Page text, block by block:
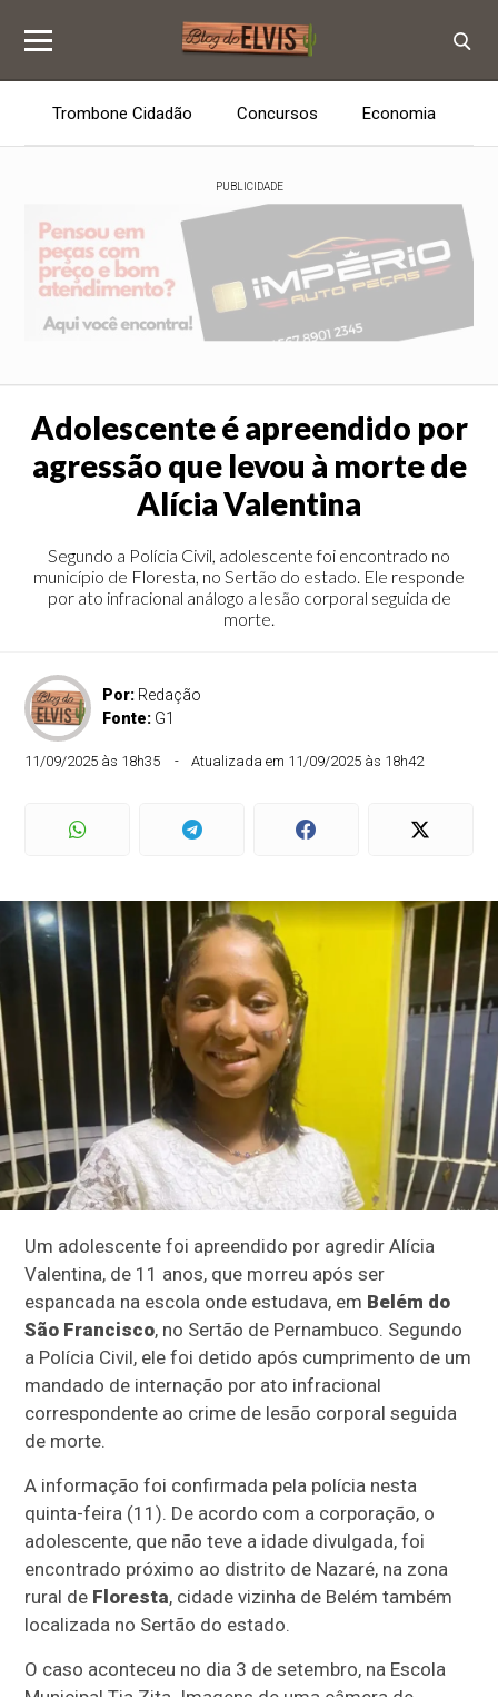
Trombone Cidadão Concursos Economia
PUBLICIDADE
Adolescente é apreendido por
agressão que levou à morte de
Alícia Valentina
Segundo a Polícia Civil, adolescente foi encontrado no
município de Floresta, no Sertão do estado. Ele responde
por ato infracional análogo a lesão corporal seguida de
morte.
Por: Redação
Fonte: G1
11/09/2025 às 18h35 Atualizada em 11/09/2025 às 18h42
Um adolescente foi apreendido por agredir Alícia
Valentina, de 11 anos, que morreu após ser
espancada na escola onde estudava, em Belém do
São Francisco, no Sertão de Pernambuco. Segundo
a Polícia Civil, ele foi detido após cumprimento de um
mandado de internação por ato infracional
correspondente ao crime de lesão corporal seguida
de morte.
A informação foi confirmada pela polícia nesta
quinta-feira (11). De acordo com a corporação, o
adolescente, que não teve a idade divulgada, foi
encontrado próximo ao distrito de Nazaré, na zona
rural de Floresta, cidade vizinha de Belém também
localizada no Sertão do estado.
O caso aconteceu no dia 3 de setembro, na Escola